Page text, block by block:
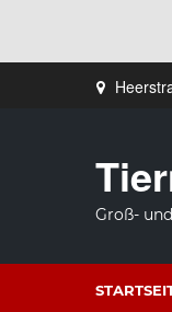
Groß-